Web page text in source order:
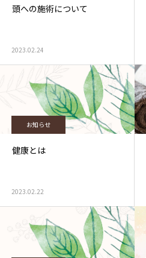
頭への施術について
2023.02.24
お知らせ
健康とは
2023.02.22